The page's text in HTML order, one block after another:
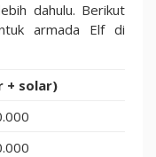
dahulu. Berikut
armada Elf di
+ solar)